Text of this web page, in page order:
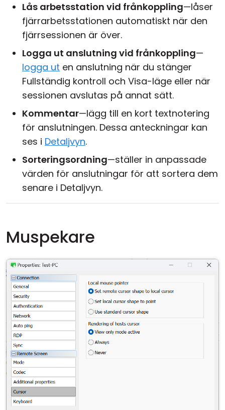
Lås arbetsstation vid frånkoppling—låser
fjärrarbetsstationen automatiskt när den
fjärrsessionen är över.
Logga ut anslutning vid frånkoppling—
logga ut en anslutning när du stänger
Fullständig kontroll och Visa-läge eller när
sessionen avslutas på annat sätt.
Kommentar—lägg till en kort textnotering
för anslutningen. Dessa anteckningar kan
ses i Detaljvyn.
Sorteringsordning—ställer in anpassade
värden för anslutningar för att sortera dem
senare i Detaljvyn.
Muspekare